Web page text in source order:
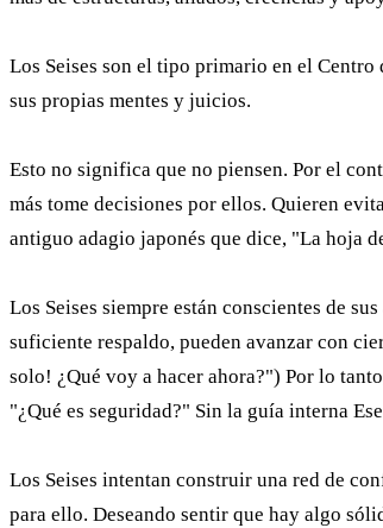
Los Seises son el tipo primario en el
sus propias mentes y juicios.
Esto no significa que no piensen. Por el
más tome decisiones por ellos. Quieren
antiguo adagio japonés que dice, "La hoja
Los Seises siempre están conscientes de
suficiente respaldo, pueden avanzar con
solo! ¿Qué voy a hacer ahora?") Por lo
"¿Qué es seguridad?" Sin la guía interna
Los Seises intentan construir una red de
para ello. Deseando sentir que hay algo